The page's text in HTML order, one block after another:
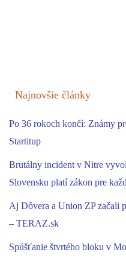
Najnovšie články
Po 36 rokoch končí: Známy
Startitup
Brutálny incident v Nitre
Slovensku platí zákon pre
Aj Dôvera a Union ZP začali
– TERAZ.sk
Spúšťanie štvrtého bloku v